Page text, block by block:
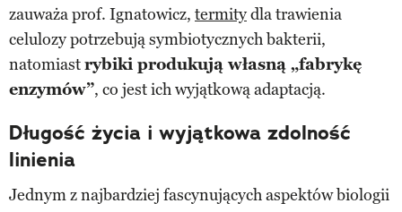
zauważa prof. Ignatowicz, termitydla trawienia
celulozy potrzebują symbiotycznych bakterii,
natomiastrybiki produkują własną „fabrykę
enzymów”, co jest ich wyjątkową adaptacją.
Długość życia i wyjątkowa zdolność
linienia
Jednym z najbardziej fascynujących aspektów biologii